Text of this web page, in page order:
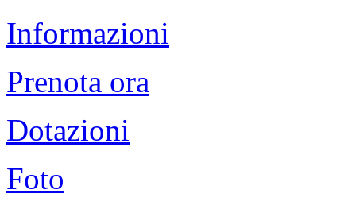
Informazioni
Prenota ora
Dotazioni
Foto